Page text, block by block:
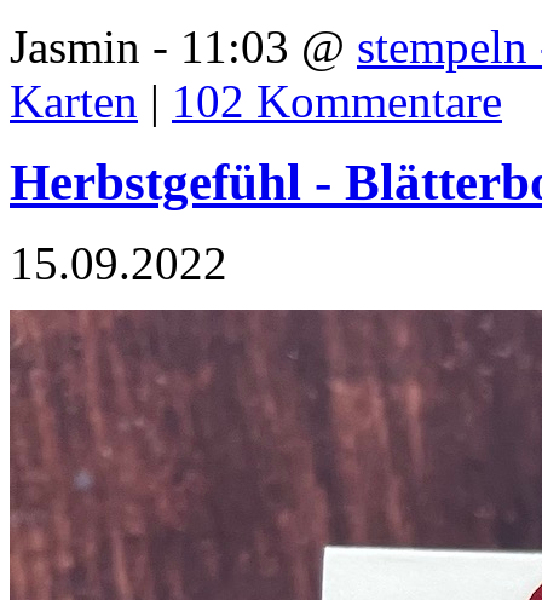
Jasmin - 11:03 @
Karten | 102 Kommentare
Herbstgefühl -
15.09.2022